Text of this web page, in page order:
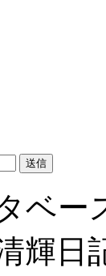
ベー
輝日